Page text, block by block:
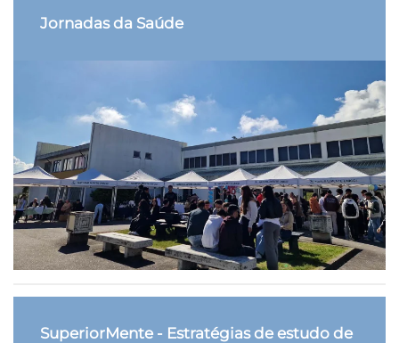
Jornadas da Saúde
SuperiorMente - Estratégias de estudo de